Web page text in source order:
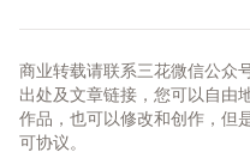
商业转载请联系三花微信公众
出处及文章链接，您可以自由
作品，也可以修改和创作，但
可协议。